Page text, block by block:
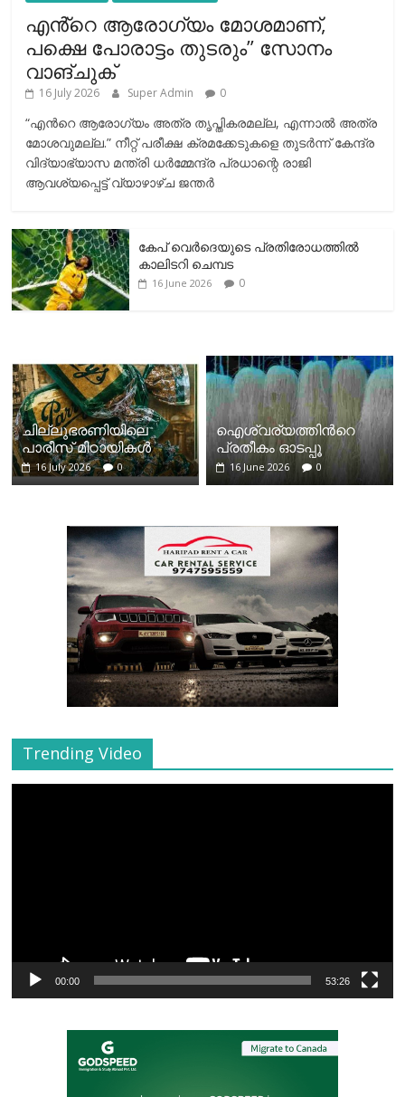
എൻ്റെ ആരോഗ്യം മോശമാണ്,
പക്ഷെ പോരാട്ടം തുടരും” സോനം
വാങ്ചുക്
16 July 2026 Super Admin 0
“എന്‍റെ ആരോഗ്യം അത്ര തൃപ്തികരമല്ല, എന്നാൽ അത്ര
മോശവുമല്ല.” നീറ്റ് പരീക്ഷ ക്രമക്കേടുകളെ തുടർന്ന് കേന്ദ്ര
വിദ്യാഭ്യാസ മന്ത്രി ധർമ്മേന്ദ്ര പ്രധാന്റെ രാജി
ആവശ്യപ്പെട്ട് വ്യാഴാഴ്ച ജന്തർ
കേപ് വെര്‍ദെയുടെ പ്രതിരോധത്തില്‍
കാലിടറി ചെമ്പട
16 June 2026 0
ചില്ലുഭരണിയിലെ
പാരീസ് മിഠായികള്‍
16 July 2026 0
ഐശ്വര്യത്തിന്‍റെ
പ്രതീകം ഓടപ്പൂ
16 June 2026 0
Trending Video
00:00 53:26